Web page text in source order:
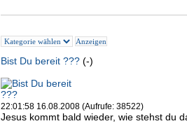
Bist Du bereit ??? (-)
22:01:58 16.08.2008 (Aufrufe: 38522)
Jesus kommt bald wieder, wie stehst du